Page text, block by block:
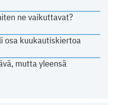
ne vaikuttavat?
osa kuukautiskiertoa
mutta yleensä